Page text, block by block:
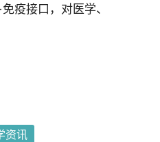
疫接口，对医学、
资讯